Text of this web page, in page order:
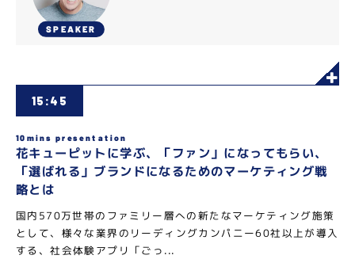
SPEAKER
15:45
10mins presentation
花キューピットに学ぶ、「ファン」になってもらい、
「選ばれる」ブランドになるためのマーケティング戦
略とは
国内570万世帯のファミリー層への新たなマーケティング施策
として、様々な業界のリーディングカンパニー60社以上が導入
する、社会体験アプリ「ごっ...